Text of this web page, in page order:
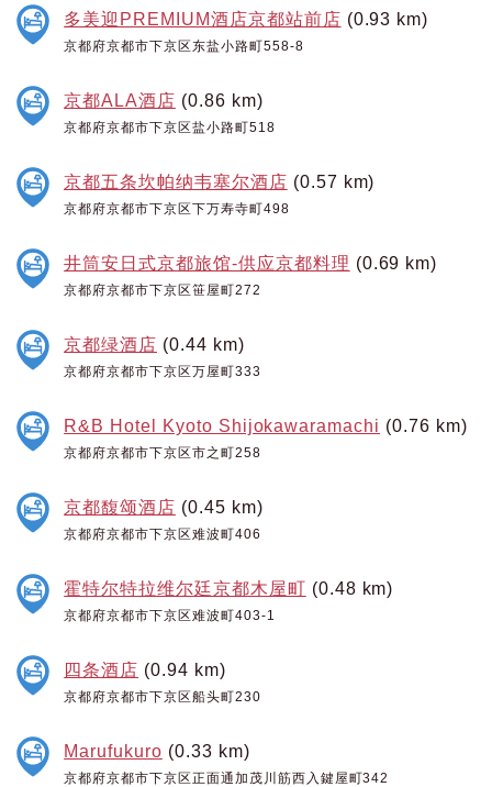
多美迎PREMIUM酒店京都站前店 (0.93 km)
京都府京都市下京区东盐小路町558-8
京都ALA酒店 (0.86 km)
京都府京都市下京区盐小路町518
京都五条坎帕纳韦塞尔酒店 (0.57 km)
京都府京都市下京区下万寿寺町498
井筒安日式京都旅馆-供应京都料理 (0.69 km)
京都府京都市下京区笹屋町272
京都绿酒店 (0.44 km)
京都府京都市下京区万屋町333
R&B Hotel Kyoto Shijokawaramachi (0.76 km)
京都府京都市下京区市之町258
京都馥颂酒店 (0.45 km)
京都府京都市下京区难波町406
霍特尔特拉维尔廷京都木屋町 (0.48 km)
京都府京都市下京区难波町403-1
四条酒店 (0.94 km)
京都府京都市下京区船头町230
Marufukuro (0.33 km)
京都府京都市下京区正面通加茂川筋西入鍵屋町342